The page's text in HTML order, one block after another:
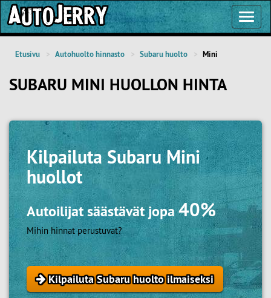
Etusivu Autohuolto hinnasto Subaru huolto Mini
SUBARU MINI HUOLLON HINTA
KilpailutaSubaru Mini
huollot
Autoilijat säästävät jopa40%
Mihin hinnat perustuvat?
Kilpailuta Subaru huolto ilmaiseksi